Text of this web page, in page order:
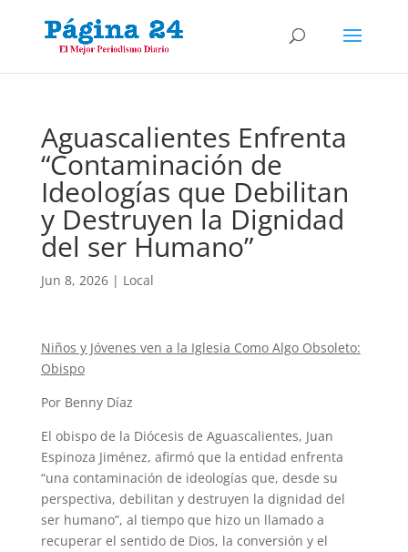
Aguascalientes Enfrenta
“Contaminación de
Ideologías que Debilitan
y Destruyen la Dignidad
del ser Humano”
Jun 8, 2026| Local
Niños y Jóvenes ven a la Iglesia Como Algo Obsoleto:
Obispo
Por Benny Díaz
El obispo de la Diócesis de Aguascalientes, Juan
Espinoza Jiménez, afirmó que la entidad enfrenta
“una contaminación de ideologías que, desde su
perspectiva, debilitan y destruyen la dignidad del
ser humano”, al tiempo que hizo un llamado a
recuperar el sentido de Dios, la conversión y el